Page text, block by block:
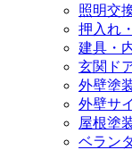
照明交
押入れ
建具・
玄関ド
外壁塗
外壁サ
屋根塗
ベラン